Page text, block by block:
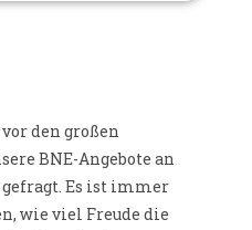
den großen
BNE-Angebote an
Es ist immer
wie viel Freude die